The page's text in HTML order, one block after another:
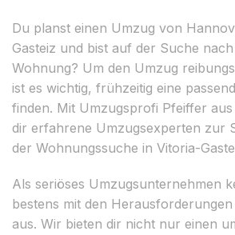
Du planst einen Umzug von
Gasteiz und bist auf der Suche
Wohnung? Um den Umzug
ist es wichtig, frühzeitig eine
finden. Mit Umzugsprofi Pfeiffer
dir erfahrene Umzugsexperten zur
der Wohnungssuche in Vitoria-
Als seriöses Umzugsunternehmen
bestens mit den
aus. Wir bieten dir nicht nur einen